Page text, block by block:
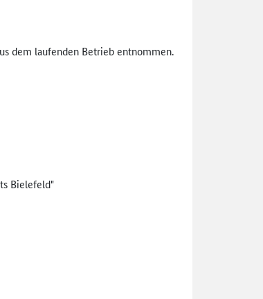
dem laufenden Betrieb entnommen.
Bielefeld"